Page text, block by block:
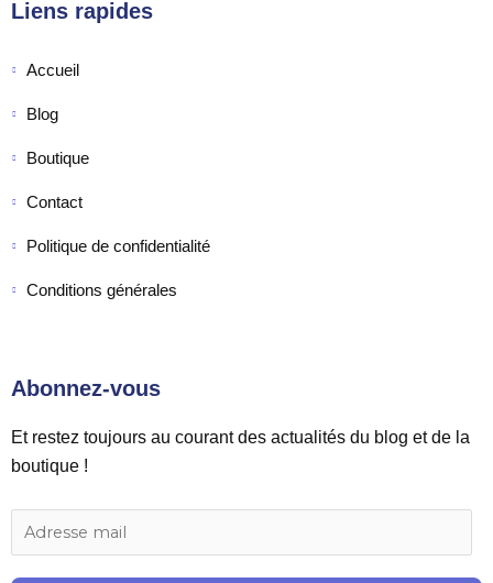
Liens rapides
Accueil
Blog
Boutique
Contact
Politique de confidentialité
Conditions générales
Abonnez-vous
Et restez toujours au courant des actualités du blog et de la
boutique !